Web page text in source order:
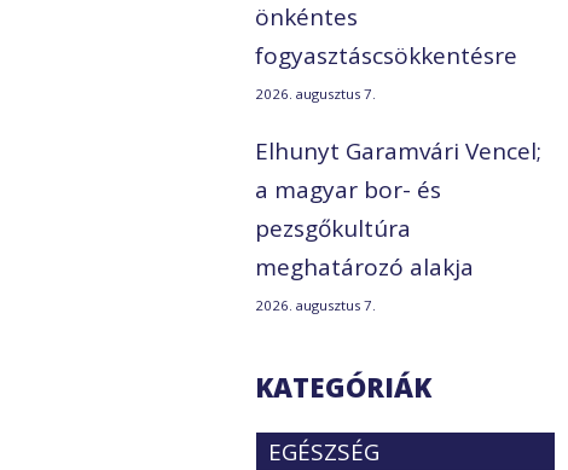
önkéntes
fogyasztáscsökkentésre
2026. augusztus 7.
Elhunyt Garamvári Vencel;
a magyar bor- és
pezsgőkultúra
meghatározó alakja
2026. augusztus 7.
KATEGÓRIÁK
EGÉSZSÉG